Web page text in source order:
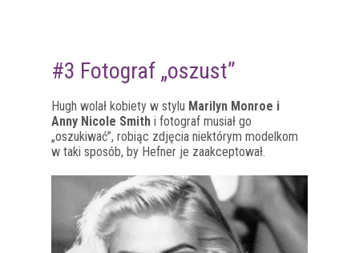
#3 Fotograf „oszust”
Hugh wolał kobiety w stylu Marilyn Monroe i
Anny Nicole Smith i fotograf musiał go
„oszukiwać”, robiąc zdjęcia niektórym modelkom
w taki sposób, by Hefner je zaakceptował.